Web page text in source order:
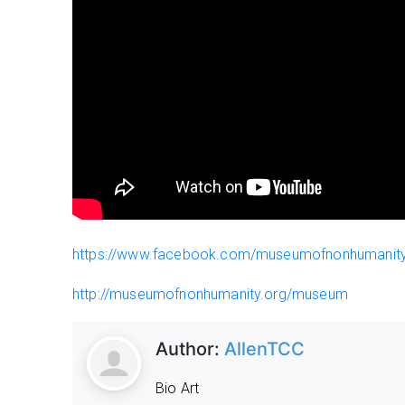
https://www.facebook.com/
http://museumofnonhumanity.org/museum
Author: AllenTCC
Bio Art